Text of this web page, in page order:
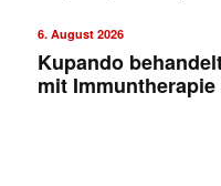
6. August 2026
Kupando
mit Immuntherapie